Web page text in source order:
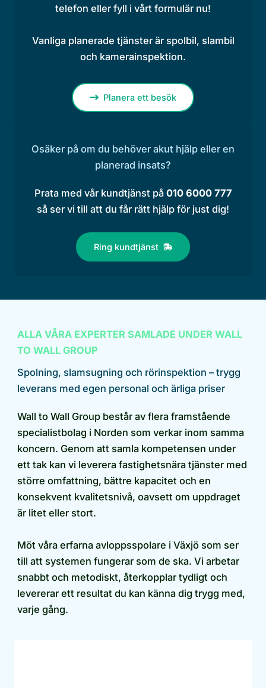
telefon eller fyll i vårt formulär nu!
Vanliga planerade tjänster är spolbil, slambil
och kamerainspektion.
Planera ett besök
Osäker på om du behöver akut hjälp eller en
planerad insats?
Prata med vår kundtjänst på 010 6000 777
så ser vi till att du får rätt hjälp för just dig!
Ring kundtjänst
ALLA VÅRA EXPERTER SAMLADE UNDER WALL
TO WALL GROUP
Spolning, slamsugning och rörinspektion – trygg
leverans med egen personal och ärliga priser
Wall to Wall Group består av flera framstående
specialistbolag i Norden som verkar inom samma
koncern. Genom att samla kompetensen under
ett tak kan vi leverera fastighetsnära tjänster med
större omfattning, bättre kapacitet och en
konsekvent kvalitetsnivå, oavsett om uppdraget
är litet eller stort.
Möt våra erfarna avloppsspolare i Växjö som ser
till att systemen fungerar som de ska. Vi arbetar
snabbt och metodiskt, återkopplar tydligt och
levererar ett resultat du kan känna dig trygg med,
varje gång.